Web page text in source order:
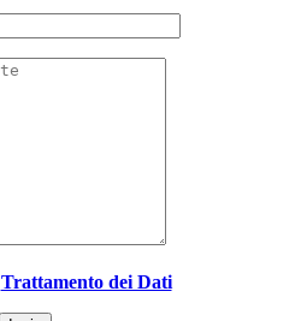
Trattamento dei Dati